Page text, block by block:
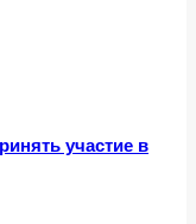
участие в